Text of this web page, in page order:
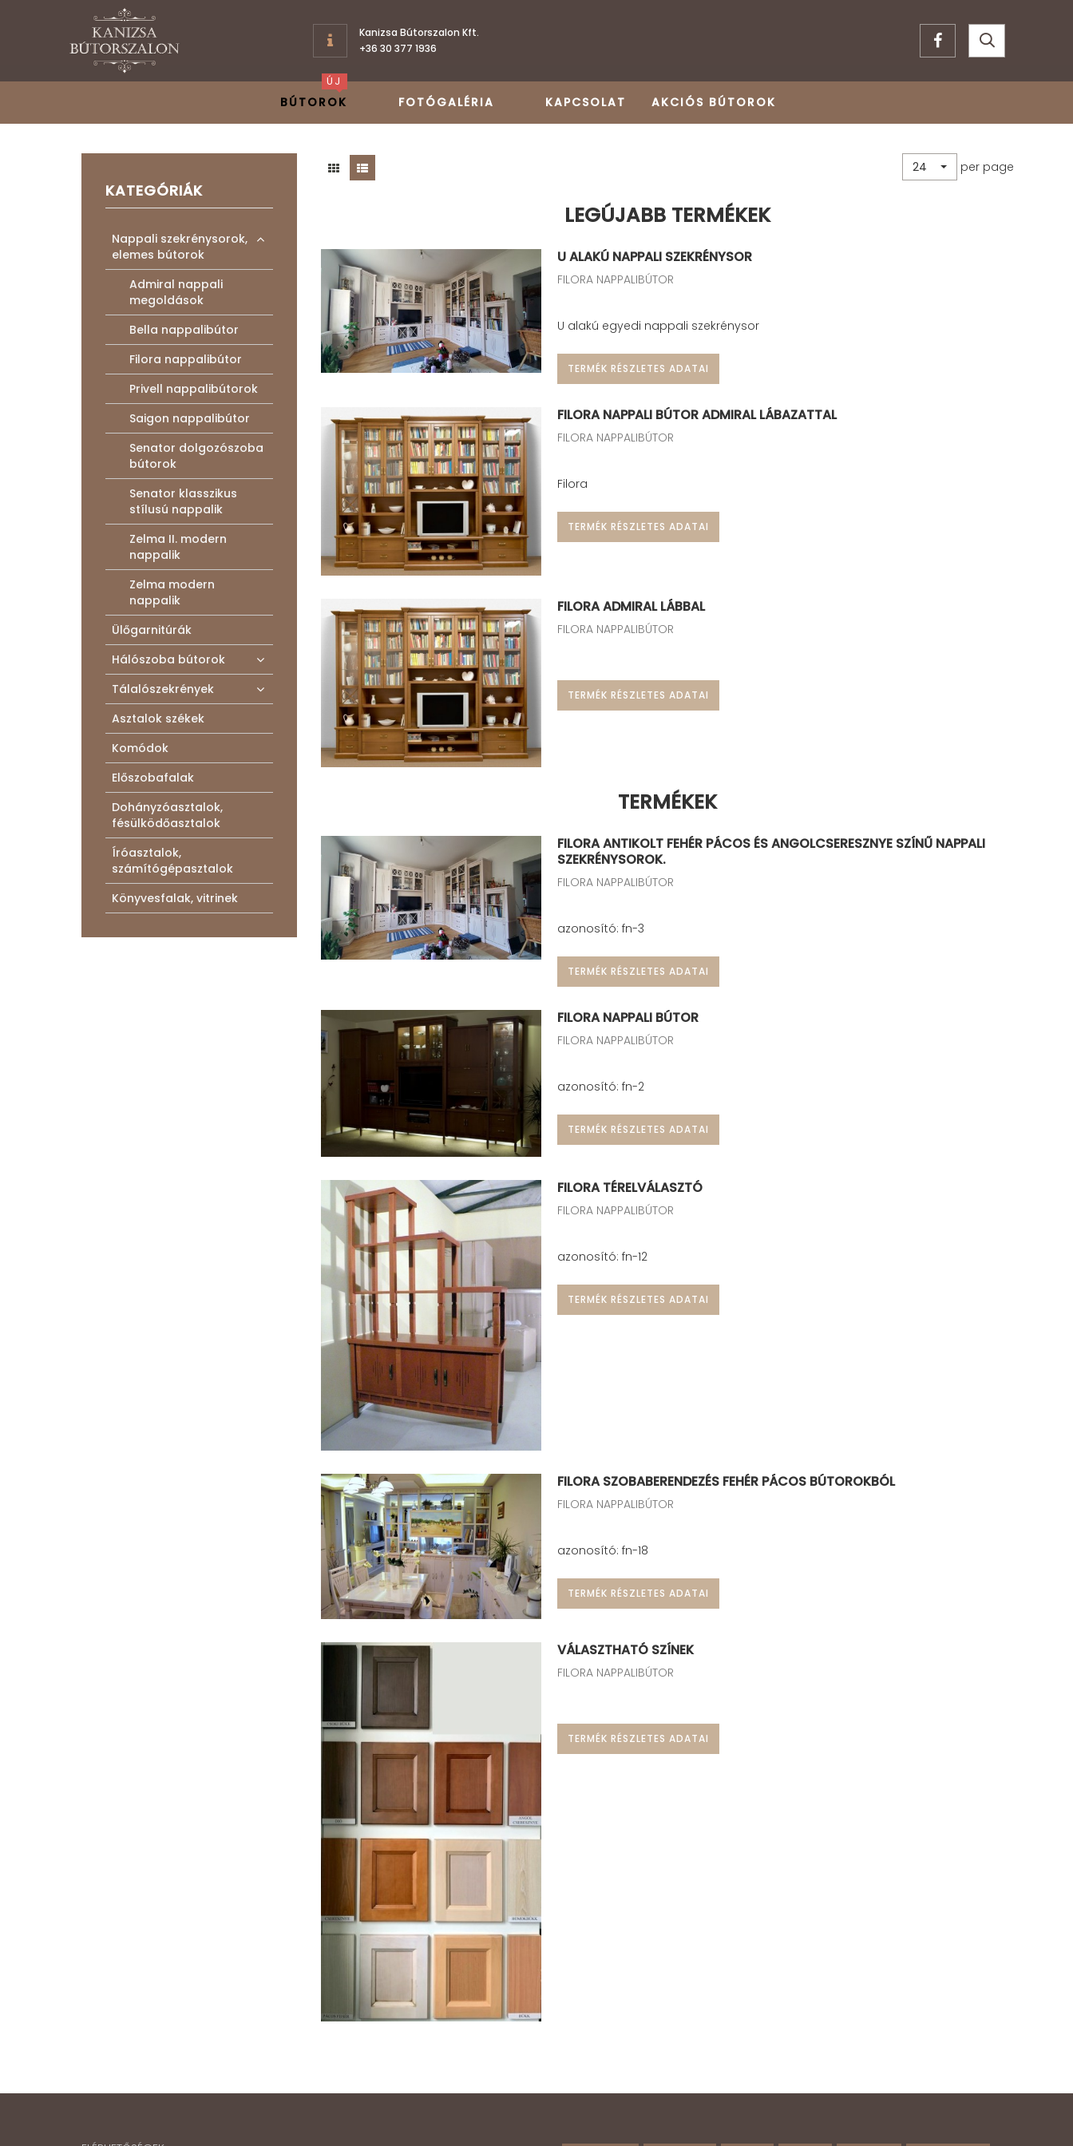
Kanizsa Bútorszalon Kft.
+36 30 377 1936
BÚTOROK
ÚJ
FOTÓGALÉRIA KAPCSOLAT AKCIÓS BÚTOROK
KATEGÓRIÁK
Nappali szekrénysorok,
elemes bútorok
Admiral nappali
megoldások
Bella nappalibútor
Filora nappalibútor
Privell nappalibútorok
Saigon nappalibútor
Senator dolgozószoba
bútorok
Senator klasszikus
stílusú nappalik
Zelma II. modern
nappalik
Zelma modern
nappalik
Ülőgarnitúrák
Hálószoba bútorok
Tálalószekrények
Asztalok székek
Komódok
Előszobafalak
Dohányzóasztalok,
fésülködőasztalok
Íróasztalok,
számítógépasztalok
Könyvesfalak, vitrinek
24 per page
LEGÚJABB TERMÉKEK
U ALAKÚ NAPPALI SZEKRÉNYSOR
FILORA NAPPALIBÚTOR
U alakú egyedi nappali szekrénysor
TERMÉK RÉSZLETES ADATAI
FILORA NAPPALI BÚTOR ADMIRAL LÁBAZATTAL
FILORA NAPPALIBÚTOR
Filora
TERMÉK RÉSZLETES ADATAI
FILORA ADMIRAL LÁBBAL
FILORA NAPPALIBÚTOR
TERMÉK RÉSZLETES ADATAI
TERMÉKEK
FILORA ANTIKOLT FEHÉR PÁCOS ÉS ANGOLCSERESZNYE SZÍNŰ NAPPALI
SZEKRÉNYSOROK.
FILORA NAPPALIBÚTOR
azonosító: fn-3
TERMÉK RÉSZLETES ADATAI
FILORA NAPPALI BÚTOR
FILORA NAPPALIBÚTOR
azonosító: fn-2
TERMÉK RÉSZLETES ADATAI
FILORA TÉRELVÁLASZTÓ
FILORA NAPPALIBÚTOR
azonosító: fn-12
TERMÉK RÉSZLETES ADATAI
FILORA SZOBABERENDEZÉS FEHÉR PÁCOS BÚTOROKBÓL
FILORA NAPPALIBÚTOR
azonosító: fn-18
TERMÉK RÉSZLETES ADATAI
VÁLASZTHATÓ SZÍNEK
FILORA NAPPALIBÚTOR
TERMÉK RÉSZLETES ADATAI